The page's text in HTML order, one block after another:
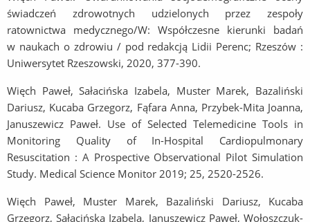
świadczeń zdrowotnych udzielonych przez zespoły
ratownictwa medycznego/W: Współczesne kierunki badań
w naukach o zdrowiu / pod redakcją Lidii Perenc; Rzeszów :
Uniwersytet Rzeszowski, 2020, 377-390.
Więch Paweł, Sałacińska Izabela, Muster Marek, Bazaliński
Dariusz, Kucaba Grzegorz, Fąfara Anna, Przybek-Mita Joanna,
Januszewicz Paweł. Use of Selected Telemedicine Tools in
Monitoring Quality of In-Hospital Cardiopulmonary
Resuscitation : A Prospective Observational Pilot Simulation
Study. Medical Science Monitor 2019; 25, 2520-2526.
Więch Paweł, Muster Marek, Bazaliński Dariusz, Kucaba
Grzegorz, Sałacińska Izabela, Januszewicz Paweł, Wołoszczuk-